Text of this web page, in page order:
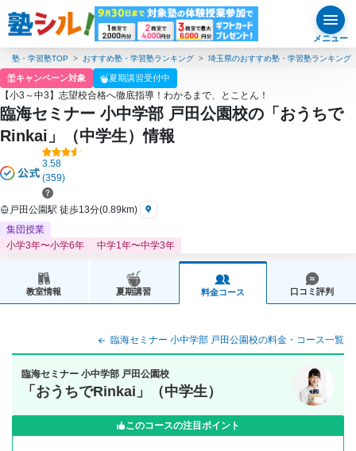
メニュー
塾・学習塾TOP おすすめ塾・学習塾ランキング 埼玉県のおすすめ塾・学習塾ランキング
キャンペーン対象 夏期講習受付中
【小3～中3】志望校合格へ徹底指導！わかるまで、とことん！
臨海セミナー 小中学部 戸田公園校の「おうちで
Rinkai」（中学生）情報
3.58
(359)
戸田公園駅 徒歩13分(0.89km)
集団授業
小学3年〜小学6年
中学1年〜中学3年
教室情報 夏期講習 料金コース 口コミ評判
臨海セミナー 小中学部 戸田公園校の料金・コース一覧
臨海セミナー 小中学部 戸田公園校
「おうちでRinkai」（中学生）
このコースの注目ポイント